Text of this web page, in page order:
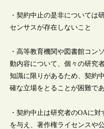
・契約中止の是非については
センサスが存在しないこと
・高等教育機関や図書館コン
動内容について、個々の研究
知識に限りがあるため、契約
確な立場をとることが困難で
・契約中止は研究者のOAに
を与え、著作権ライセンスや